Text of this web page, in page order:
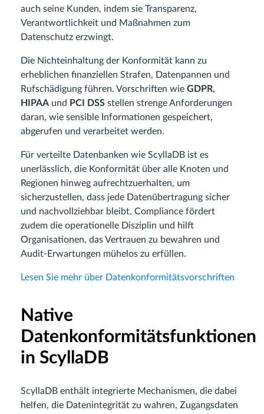
auch seine Kunden, indem sie Transparenz,
Verantwortlichkeit und Maßnahmen zum
Datenschutz erzwingt.
Die Nichteinhaltung der Konformität kann zu
erheblichen finanziellen Strafen, Datenpannen und
Rufschädigung führen. Vorschriften wie GDPR,
HIPAA und PCI DSS stellen strenge Anforderungen
daran, wie sensible Informationen gespeichert,
abgerufen und verarbeitet werden.
Für verteilte Datenbanken wie ScyllaDB ist es
unerlässlich, die Konformität über alle Knoten und
Regionen hinweg aufrechtzuerhalten, um
sicherzustellen, dass jede Datenübertragung sicher
und nachvollziehbar bleibt. Compliance fördert
zudem die operationelle Disziplin und hilft
Organisationen, das Vertrauen zu bewahren und
Audit-Erwartungen mühelos zu erfüllen.
Lesen Sie mehr über Datenkonformitätsvorschriften
Native
Datenkonformitätsfunktionen
in ScyllaDB
ScyllaDB enthält integrierte Mechanismen, die dabei
helfen, die Datenintegrität zu wahren, Zugangsdaten